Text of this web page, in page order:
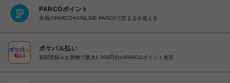
PARCOポイント
全国のPARCOやONLINE PARCOで貯まる＆使える
ポケパル払い
初回登録＆お買物で最大1,500円分のPARCOポイント進呈